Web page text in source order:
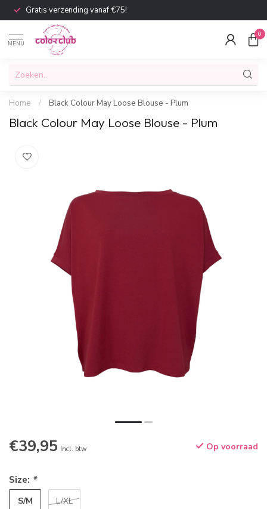
Gratis verzending vanaf €75!
MENU
0
Home / Black Colour May Loose Blouse - Plum
Black Colour May Loose Blouse - Plum
€39,95 Incl. btw Op voorraad
Size: *
S/M L/XL